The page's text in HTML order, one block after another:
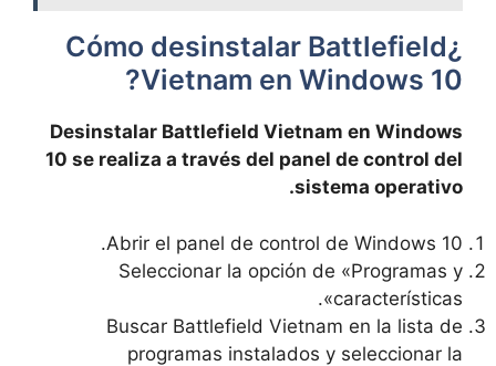
¿Cómo desinstalar Battlefield
Vietnam en Windows 10?
Desinstalar Battlefield Vietnam en Windows
10 se realiza a través del panel de control del
sistema operativo.
Abrir el panel de control de Windows 10.
Seleccionar la opción de «Programas y
características».
Buscar Battlefield Vietnam en la lista de
programas instalados y seleccionar la